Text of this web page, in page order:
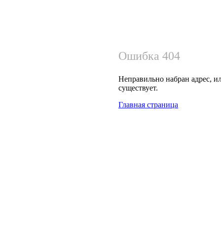
Ошибка 404
Неправильно набран адрес,
существует.
Главная страница